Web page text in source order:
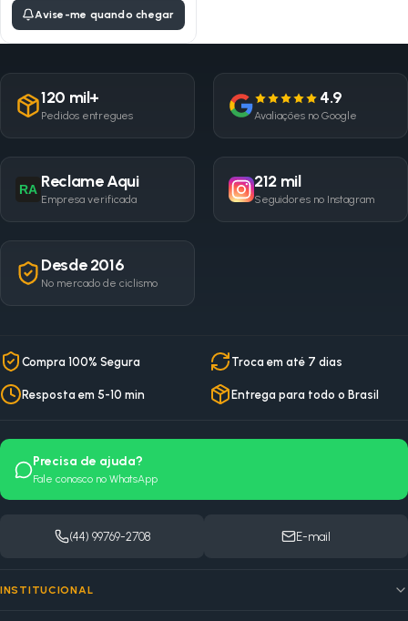
Avise-me quando chegar
120 mil+
Pedidos entregues
4.9
Avaliações no Google
RA Reclame Aqui
Empresa verificada
212 mil
Seguidores no Instagram
Desde 2016
No mercado de ciclismo
Compra 100% Segura Troca em até 7 dias
Resposta em 5-10 min Entrega para todo o Brasil
Precisa de ajuda?
Fale conosco no WhatsApp
(44) 99769-2708 E-mail
INSTITUCIONAL